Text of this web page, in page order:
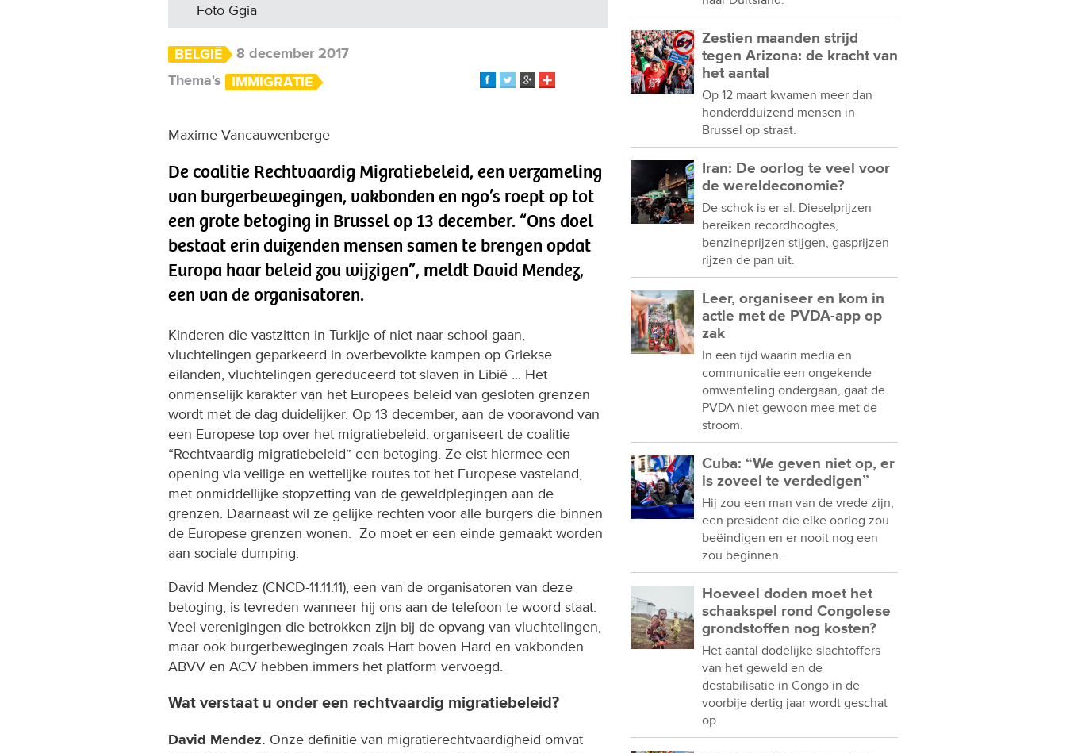
Foto Ggia
BELGIË
8 december 2017
Thema's
IMMIGRATIE
Maxime Vancauwenberge
De coalitie Rechtvaardig Migratiebeleid, een verzameling
van burgerbewegingen, vakbonden en ngo’s roept op tot
een grote betoging in Brussel op 13 december. “Ons doel
bestaat erin duizenden mensen samen te brengen opdat
Europa haar beleid zou wijzigen”, meldt David Mendez,
een van de organisatoren.
Kinderen die vastzitten in Turkije of niet naar school gaan,
vluchtelingen geparkeerd in overbevolkte kampen op Griekse
eilanden, vluchtelingen gereduceerd tot slaven in Libië ... Het
onmenselijk karakter van het Europees beleid van gesloten grenzen
wordt met de dag duidelijker. Op 13 december, aan de vooravond van
een Europese top over het migratiebeleid, organiseert de coalitie
“Rechtvaardig migratiebeleid” een betoging. Ze eist hiermee een
opening via veilige en wettelijke routes tot het Europese vasteland,
met onmiddellijke stopzetting van de geweldplegingen aan de
grenzen. Daarnaast wil ze gelijke rechten voor alle burgers die binnen
de Europese grenzen wonen. Zo moet er een einde gemaakt worden
aan sociale dumping.
David Mendez (CNCD-11.11.11), een van de organisatoren van deze
betoging, is tevreden wanneer hij ons aan de telefoon te woord staat.
Veel verenigingen die betrokken zijn bij de opvang van vluchtelingen,
maar ook burgerbewegingen zoals Hart boven Hard en vakbonden
ABVV en ACV hebben immers het platform vervoegd.
Wat verstaat u onder een rechtvaardig migratiebeleid?
David Mendez. Onze definitie van migratierechtvaardigheid omvat
Zestien maanden strijd
tegen Arizona: de kracht van
het aantal
Op 12 maart kwamen meer dan
honderdduizend mensen in
Brussel op straat.
Iran: De oorlog te veel voor
de wereldeconomie?
De schok is er al. Dieselprijzen
bereiken recordhoogtes,
benzineprijzen stijgen, gasprijzen
rijzen de pan uit.
Leer, organiseer en kom in
actie met de PVDA-app op
zak
In een tijd waarin media en
communicatie een ongekende
omwenteling ondergaan, gaat de
PVDA niet gewoon mee met de
stroom.
Cuba: “We geven niet op, er
is zoveel te verdedigen”
Hij zou een man van de vrede zijn,
een president die elke oorlog zou
beëindigen en er nooit nog een
zou beginnen.
Hoeveel doden moet het
schaakspel rond Congolese
grondstoffen nog kosten?
Het aantal dodelijke slachtoffers
van het geweld en de
destabilisatie in Congo in de
voorbije dertig jaar wordt geschat
op